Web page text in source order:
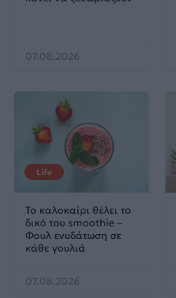
07.08.2026
Life
Το καλοκαίρι θέλει το
δικό του smoothie –
Φουλ ενυδάτωση σε
κάθε γουλιά
07.08.2026